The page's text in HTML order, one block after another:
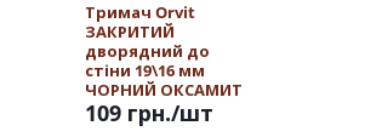
Тримач Orvit
ЗАКРИТИЙ
дворядний до
стіни 19\16 мм
ЧОРНИЙ ОКСАМИТ
109 грн./шт